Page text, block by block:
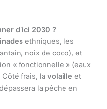
d’ici 2030 ?
ethniques, les
noix de coco), et
« fonctionnelle » (eaux
frais, la volaille et
la pêche en